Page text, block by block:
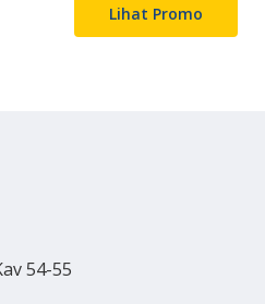
Lihat Promo
54-55